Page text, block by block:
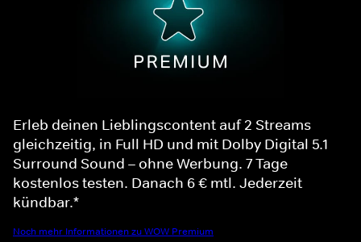
Erleb deinen Lieblingscontent auf 2 Streams
gleichzeitig, in Full HD und mit Dolby Digital 5.1
Surround Sound – ohne Werbung. 7 Tage
kostenlos testen. Danach 6 € mtl. Jederzeit
kündbar.*
Noch mehr Informationen zu WOW Premium